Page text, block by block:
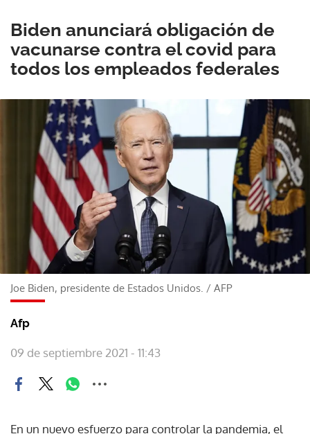
Biden anunciará obligación de
vacunarse contra el covid para
todos los empleados federales
Joe Biden, presidente de Estados Unidos. / AFP
Afp
09 de septiembre 2021 - 11:43
En un nuevo esfuerzo para controlar la pandemia, el